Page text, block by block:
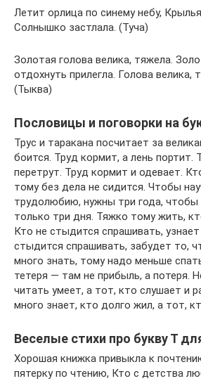
Летит орлица по синему небу,
Солнышко застлала. (Туча)
Золотая голова велика, тяжела.
отдохнуть прилегла. Голова велика,
(Тыква)
Пословицы и поговорки на
Трус и таракана посчитает за
боится. Труд кормит, а лень портит.
перетрут. Труд кормит и одевает.
тому без дела не сидится. Чтобы
трудолюбию, нужны три года, чтобы
только три дня. Тяжко тому жить,
Кто не стыдится спрашивать,
стыдится спрашивать, забудет то,
много знать, тому надо меньше
тетеря — там не прибыль, а потеря.
читать умеет, а тот, кто слушает и
много знает, кто долго жил, а тот,
Веселые стихи про букву Т
Хорошая книжка привыкла к
пятерку по чтению, Кто с детства